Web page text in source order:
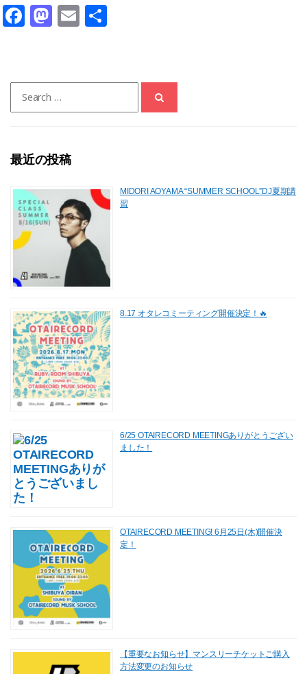
F
e
b
o
k
M
o
d
n
E
l
for:
最近の投稿
MIDORI AOYAMA “SUMMER SCHOOL”DJ夏期講
習
8.17 オタレコミーティング開催決定！🔥
6/25 OTAIRECORD MEETINGありがとうござい
ました！
OTAIRECORD MEETING! 6月25日(木)開催決
定！
【重要なお知らせ】マンスリーチケットご購入
方法変更のお知らせ